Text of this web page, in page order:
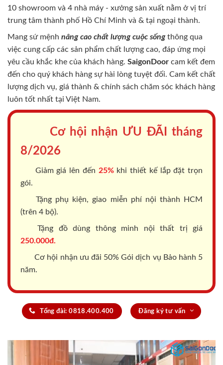
10 showroom và 4 nhà máy - xưởng sản xuất nằm ở vị trí
trung tâm thành phố Hồ Chí Minh và & tại ngoại thành.
Mang sứ mệnh nâng cao chất lượng cuộc sốngthông qua
việc cung cấp các sản phẩm chất lượng cao, đáp ứng mọi
yêu cầu khắc khe của khách hàng. SaigonDoor cam kết đem
đến cho quý khách hàng sự hài lòng tuyệt đối. Cam kết chất
lượng dịch vụ, giá thành & chính sách chăm sóc khách hàng
luôn tốt nhất tại Việt Nam.
Cơ hội nhận ƯU ĐÃI tháng
8/2026
Giảm giá lên đến 25%khi thiết kế lắp đặt trọn
gói.
Tặng phụ kiện, giao miễn phí nội thành HCM
(trên 4 bộ).
Tặng đồ dùng thông minh nội thất trị giá
250.000đ.
Cơ hội nhận ưu đãi 50% Gói dịch vụ Bảo hành 5
năm.
Tổng đài: 0818.400.400 Đăng ký tư vấn